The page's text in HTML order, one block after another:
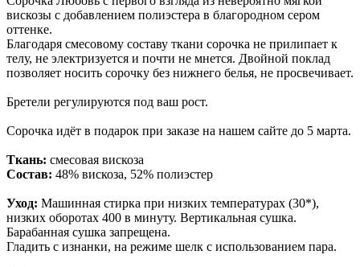
вискозы с добавлением полиэстера в благородном сером
оттенке.
Благодаря смесовому составу ткани сорочка не прилипает к
телу, не электризуется и почти не мнется. Двойной поклад
позволяет носить сорочку без нижнего белья, не просвечивает.
Бретели регулируются под ваш рост.
Сорочка идёт в подарок при заказе на нашем сайте до 5 марта.
Ткань: смесовая вискоза
Состав: 48% вискоза, 52% полиэстер
Уход: Машинная стирка при низких температурах (30*),
низких оборотах 400 в минуту. Вертикальная сушка.
Барабанная сушка запрещена.
Гладить с изнанки, на режиме шелк с использованием пара.